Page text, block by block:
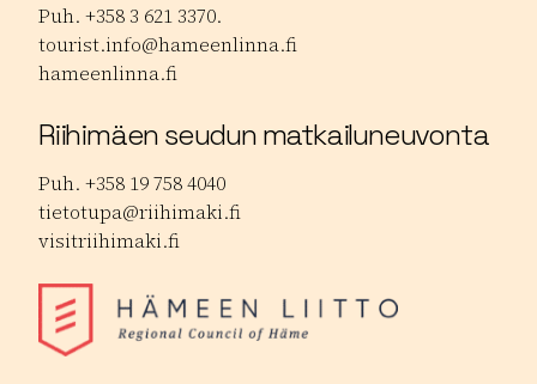
Puh. +358 3 621 3370.
tourist.info@hameenlinna.fi
hameenlinna.fi
Riihimäen seudun matkailuneuvonta
Puh. +358 19 758 4040
tietotupa@riihimaki.fi
visitriihimaki.fi